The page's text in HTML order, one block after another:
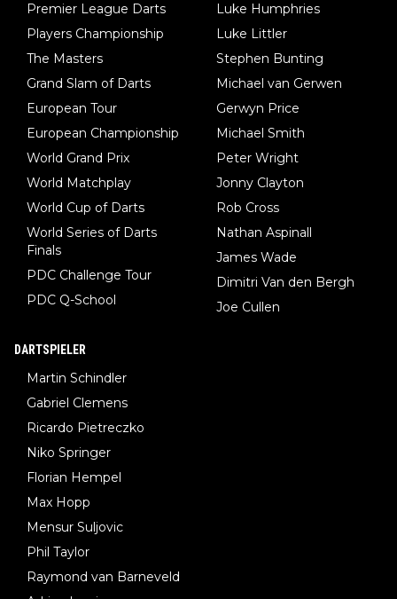
Premier League Darts
Players Championship
The Masters
Grand Slam of Darts
European Tour
European Championship
World Grand Prix
World Matchplay
World Cup of Darts
World Series of Darts
Finals
PDC Challenge Tour
PDC Q-School
Luke Humphries
Luke Littler
Stephen Bunting
Michael van Gerwen
Gerwyn Price
Michael Smith
Peter Wright
Jonny Clayton
Rob Cross
Nathan Aspinall
James Wade
Dimitri Van den Bergh
Joe Cullen
DARTSPIELER
Martin Schindler
Gabriel Clemens
Ricardo Pietreczko
Niko Springer
Florian Hempel
Max Hopp
Mensur Suljovic
Phil Taylor
Raymond van Barneveld